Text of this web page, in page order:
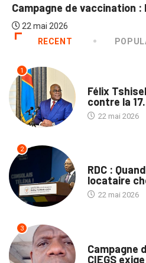
Campagne de vaccination :
22 mai 2026
RECENT
1
Félix
contre la
22 mai 2026
2
RDC :
locataire
22 mai 2026
3
Campagne
CIEGS